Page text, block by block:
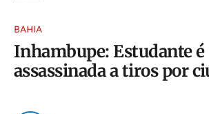
BAHIA
Inhambupe: Estudante é
assassinada a tiros por